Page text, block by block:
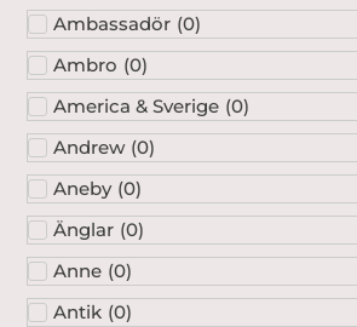
Ambassadör (0)
Ambro (0)
America & Sverige (0)
Andrew (0)
Aneby (0)
Änglar (0)
Anne (0)
Antik (0)